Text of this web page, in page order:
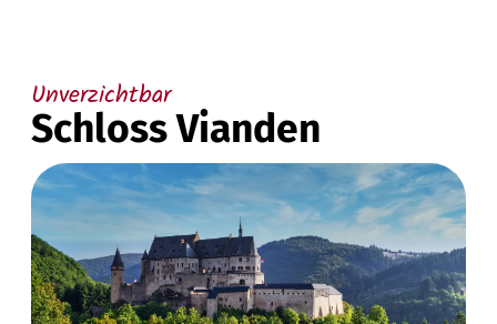
Unverzichtbar
Schloss Vianden